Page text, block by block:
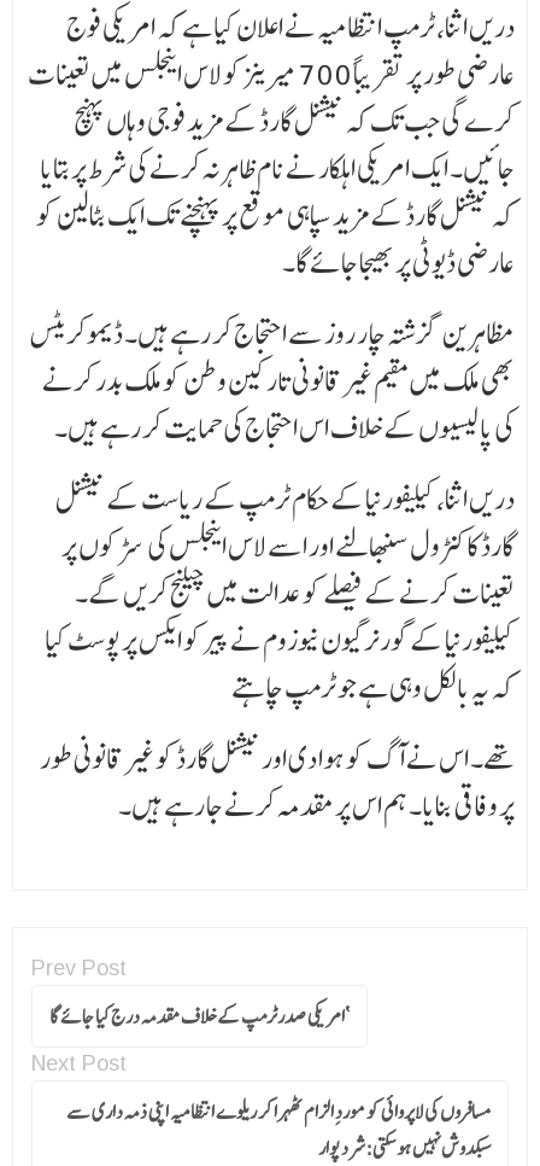
دریں اثنا، ٹرمپ انتظامیہ نے اعلان کیا ہے کہ امریکی فوج
عارضی طور پر تقریباً 700 میرینز کو لاس اینجلس میں تعینات
کرے گی جب تک کہ نیشنل گارڈ کے مزید فوجی وہاں پہنچ
جائیں۔ ایک امریکی اہلکار نے نام ظاہر نہ کرنے کی شرط پر بتایا
کہ نیشنل گارڈ کے مزید سپاہی موقع پر پہنچنے تک ایک بٹالین کو
عارضی ڈیوٹی پر بھیجا جائے گا۔
مظاہرین گزشتہ چار روز سے احتجاج کر رہے ہیں۔ ڈیموکریٹس
بھی ملک میں مقیم غیر قانونی تارکین وطن کو ملک بدر کرنے
کی پالیسیوں کے خلاف اس احتجاج کی حمایت کر رہے ہیں۔
دریں اثنا، کیلیفورنیا کے حکام ٹرمپ کے ریاست کے نیشنل
گارڈ کا کنٹرول سنبھالنے اور اسے لاس اینجلس کی سڑکوں پر
تعینات کرنے کے فیصلے کو عدالت میں چیلنج کریں گے۔
کیلیفورنیا کے گورنر گیون نیوزوم نے پیر کو ایکس پر پوسٹ کیا
کہ یہ بالکل وہی ہے جو ٹرمپ چاہتے
تھے۔ اس نے آگ کو ہوا دی اور نیشنل گارڈ کو غیر قانونی طور
پر وفاقی بنایا۔ ہم اس پر مقدمہ کرنے جا رہے ہیں۔
Prev Post
‘امریکی صدرٹرمپ کے خلاف مقدمہ درج کیا جائے گا
Next Post
مسافروں کی لاپروائی کو موردِ الزام ٹھہرا کر ریلوے انتظامیہ اپنی ذمہ داری سے
سبکدوش نہیں ہو سکتی:شرد پوار